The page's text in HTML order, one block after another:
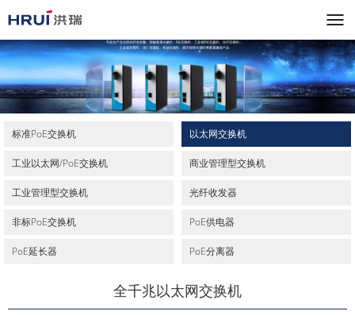
标准PoE交换机 以太网交换机
工业以太网/PoE交换机 商业管理型交换机
工业管理型交换机 光纤收发器
非标PoE交换机 PoE供电器
PoE延长器 PoE分离器
全千兆以太网交换机